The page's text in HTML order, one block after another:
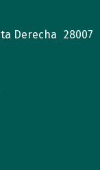
Derecha 28007